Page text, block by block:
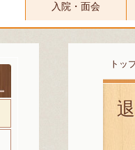
入院・面会
トッ